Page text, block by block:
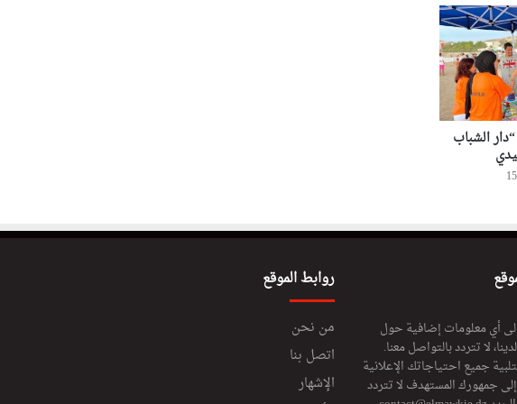
الشباب
أي معلومات إضافية حول
لا تتردد بالتواصل معنا.
جميع احتياجاتك الإعلانية
جمهورك المستهدف لا تتردد
روابط الموقع
من نحن
اتصل بنا
الإشهار